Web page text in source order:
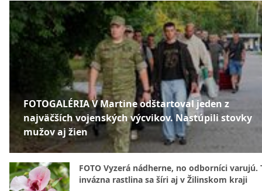
FOTOGALÉRIA V Martine odštartoval jeden z
najväčších vojenských výcvikov. Nastúpili stovky
mužov aj žien
FOTO Vyzerá nádherne, no odborníci varujú.
invázna rastlina sa šíri aj v Žilinskom kraji